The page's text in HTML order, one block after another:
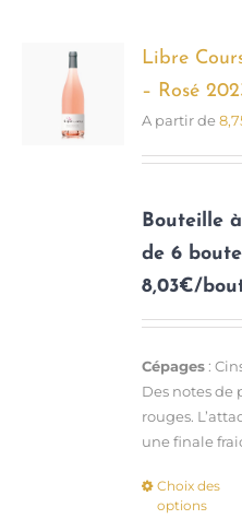
options
peuvent
choisies
sur
du
produit
Libre
– Rosé
A partir de
Bouteille
de 6
8,03€/
Cépages :
Des notes de
rouges.
une finale
Choix des
options